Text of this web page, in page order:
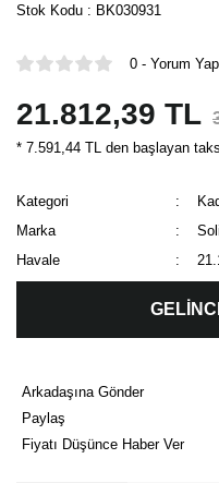
Stok Kodu : BK030931
0 - Yorum Yap
21.812,39 TL
* 7.591,44 TL den başlayan
Kategori
Marka
Havale
Arkadaşına Gönder
Paylaş
Fiyatı Düşünce Haber Ver